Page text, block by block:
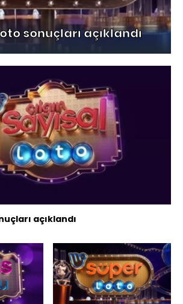
sonuçları açıklandı
açıklandı